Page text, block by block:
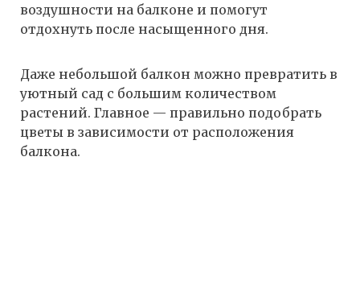
воздушности на балконе и помогут
отдохнуть после насыщенного дня.
Даже небольшой балкон можно превратить в
уютный сад с большим количеством
растений. Главное — правильно подобрать
цветы в зависимости от расположения
балкона.